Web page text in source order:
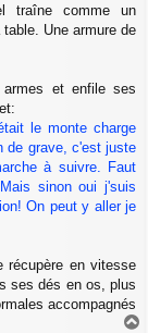
traîne comme un
Une armure de
armes et enfile ses
le monte charge
de grave, c'est juste
à suivre. Faut
sinon oui j'suis
On peut y aller je
récupère en vitesse
ses dés en os, plus
accompagnés